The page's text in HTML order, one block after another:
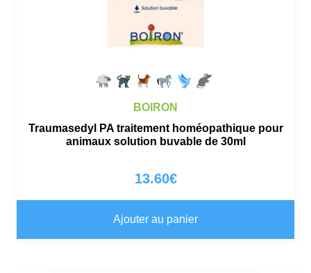
BOIRON
Traumasedyl PA traitement homéopathique pour
animaux solution buvable de 30ml
13.60€
Ajouter au panier